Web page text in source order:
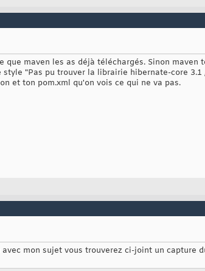
que maven les as déjà téléchargés. Sinon
"Pas pu trouver la librairie hibernate-core
et ton pom.xml qu'on vois ce qui ne va pas.
mon sujet vous trouverez ci-joint un capture